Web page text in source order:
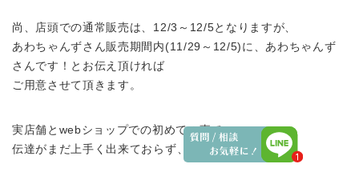
尚、店頭での通常販売は、12/3～12/5となりますが、
あわちゃんずさん販売期間内(11/29～12/5)に、あわちゃんず
さんです！とお伝え頂ければ
ご用意させて頂きます。
実店舗とwebショップでの初めての事で
伝達がまだ上手く出来ておらず、申し訳ないです